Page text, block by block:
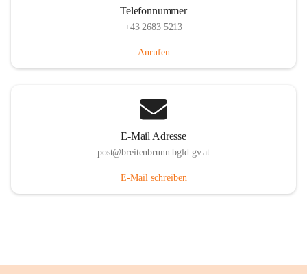
Telefonnummer
+43 2683 5213
Anrufen
E-Mail Adresse
post@breitenbrunn.bgld.gv.at
E-Mail schreiben